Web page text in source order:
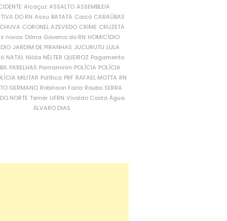
Alcaçuz ASSALTO ASSEMBLEIA
DO RN Assu BATATA Caicó CARAÚBAS
CORONEL AZEVEDO CRIME CRUZETA
novos Dilma Governo do RN HOMICÍDIO
JARDIM DE PIRANHAS JUCURUTU LULA
NATAL Nilda NÉLTER QUEIROZ Pagamento
PARELHAS Parnamirim POLÍCIA POLÍCIA
MILITAR Política PRF RAFAEL MOTTA RN
GERMANO Robinson Faria Roubo SERRA
NORTE Temer UFRN Vivaldo Costa Água
ÁLVARO DIAS